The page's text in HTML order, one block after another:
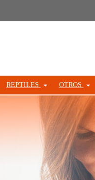
REPTILES OTROS